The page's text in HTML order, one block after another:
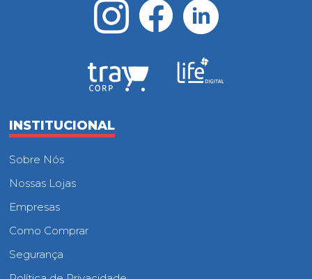
INSTITUCIONAL
Sobre Nós
Nossas Lojas
Empresas
Como Comprar
Segurança